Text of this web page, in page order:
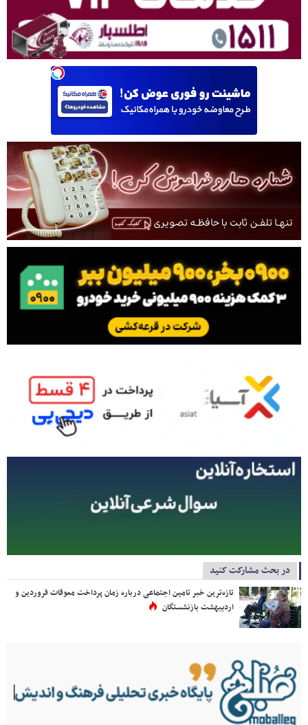
در بحث مشارکت کنید
تازه‌ترین خبر تامین اجتماعی درباره زمان پرداخت معوقات فروردین و
اردیبهشت بازنشستگان